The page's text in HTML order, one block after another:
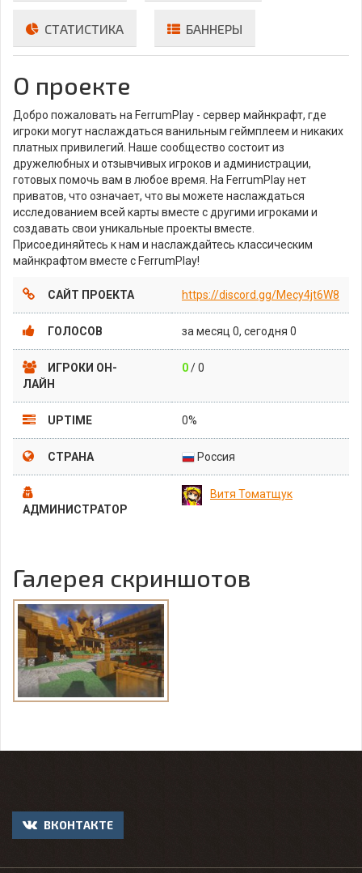
СТАТИСТИКА БАННЕРЫ
О проекте
Добро пожаловать на FerrumPlay - сервер майнкрафт, где
игроки могут наслаждаться ванильным геймплеем и никаких
платных привилегий. Наше сообщество состоит из
дружелюбных и отзывчивых игроков и администрации,
готовых помочь вам в любое время. На FerrumPlay нет
приватов, что означает, что вы можете наслаждаться
исследованием всей карты вместе с другими игроками и
создавать свои уникальные проекты вместе.
Присоединяйтесь к нам и наслаждайтесь классическим
майнкрафтом вместе с FerrumPlay!
САЙТ ПРОЕКТА https://discord.gg/Mecy4jt6W8
ГОЛОСОВ за месяц 0, сегодня 0
ИГРОКИ ОН-
ЛАЙН
0/ 0
UPTIME 0%
СТРАНА Россия
АДМИНИСТРАТОР
Витя Томатщук
Галерея скриншотов
ВКОНТАКТЕ